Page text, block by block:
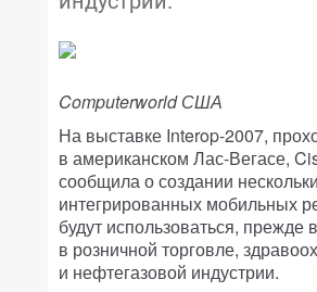
Computerworld США
На выставке Interop-2007,
в американском Лас-Вегасе,
сообщила о создании
интегрированных мобильных
будут использоваться, прежде
в розничной торговле,
и нефтегазовой индустрии.